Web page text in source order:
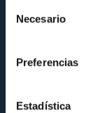
Necesario
Preferencias
Estadística